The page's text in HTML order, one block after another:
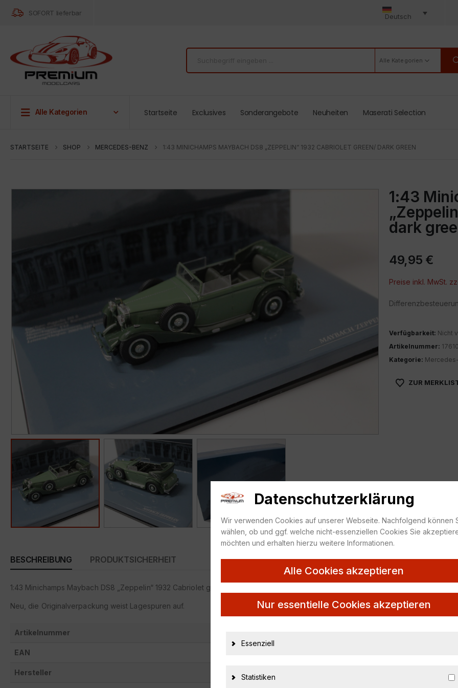
SOFORT lieferbar Deutsch
Alle Kategorien
Alle Kategorien Startseite Exclusives Sonderangebote Neuheiten Maserati Selection
STARTSEITE SHOP MERCEDES-BENZ 1:43 MINICHAMPS MAYBACH DS8 „ZEPPELIN“ 1932 CABRIOLET GREEN/ DARK GREEN
1:43
dark
49,95 €
Preise inkl. MwSt.
Verfügbarkeit: Nicht
Artikelnummer:
Kategorie:
ZUR
BESCHREIBUNG PRODUKTSICHERHEIT
1:43 Minichamps Maybach DS8 „Zeppelin“ 1932 Cabriolet green/ dark green
Neu, die Originalverpackung weist Lagespuren auf.
Artikelnummer
EAN
Hersteller
Datenschutzerklärung
Wir verwenden Cookies auf unserer Webseite. Nachfolgend können
wählen, ob und ggf. welche nicht-essenziellen Cookies Sie
möchten und erhalten hierzu weitere Informationen.
Alle Cookies akzeptieren
Nur essentielle Cookies akzeptieren
Essenziell
Statistiken